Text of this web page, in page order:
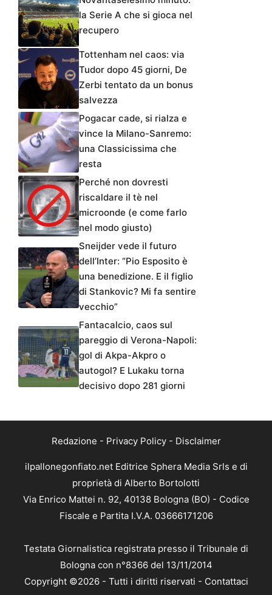
la Serie A che si gioca nel
recupero
Tottenham nel caos: via
Tudor dopo 45 giorni, De
Zerbi tentato da un bonus
salvezza
Pogacar cade, si rialza e
vince la Milano-Sanremo:
una Classicissima che
resta
Perché non dovresti
riscaldare il tè nel
microonde (e come farlo
nel modo giusto)
Sneijder vede il futuro
dell’Inter: “Pio Esposito è
una benedizione. E il figlio
di Stankovic? Mi fa sentire
vecchio”
Fantacalcio, caos sul
pareggio di Verona-Napoli:
gol di Akpa-Akpro o
autogol? E Lukaku torna
decisivo dopo 281 giorni
Redazione - Privacy Policy- Disclaimer
ilpallonegonfiato.net Editrice Sphera Media Srls e di
proprietà di Alberto Bortolotti
Via Enrico Mattei n. 92, 40138 Bologna (BO) - Codice
Fiscale e Partita I.V.A. 03666171206
Testata Giornalistica registrata presso il Tribunale di
Bologna con n°8366 del 13/11/2014
Copyright ©2026 - Tutti i diritti riservati - Contattaci